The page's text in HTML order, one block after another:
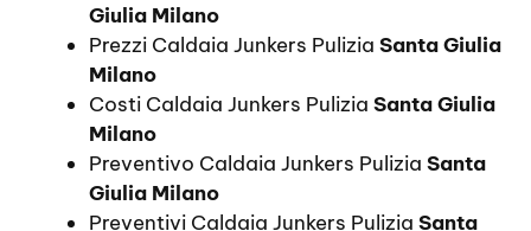
Giulia Milano
Prezzi Caldaia Junkers Pulizia Santa Giulia
Milano
Costi Caldaia Junkers Pulizia Santa Giulia
Milano
Preventivo Caldaia Junkers Pulizia Santa
Giulia Milano
Preventivi Caldaia Junkers Pulizia Santa